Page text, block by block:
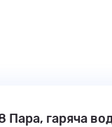
гаряча вода